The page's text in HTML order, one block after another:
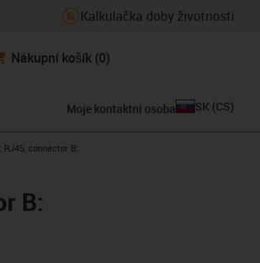
Kalkulačka doby životnosti
Nákupní košík (0)
Moje kontaktní osoba SK (CS)
RJ45, connector B:
B: